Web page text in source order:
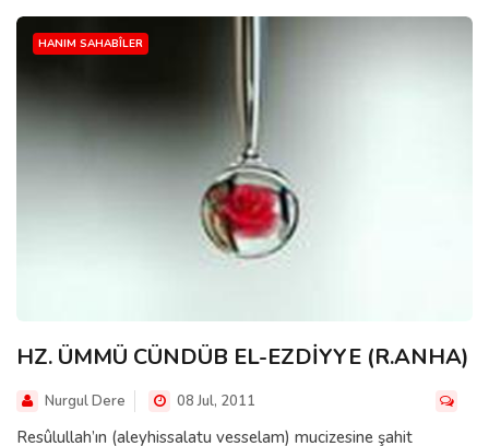
HANIM SAHABÎLER
HZ. ÜMMÜ CÜNDÜB EL-EZDİYYE (R.ANHA)
Nurgul Dere 08 Jul, 2011
Resûlullah’ın (aleyhissalatu vesselam) mucizesine şahit